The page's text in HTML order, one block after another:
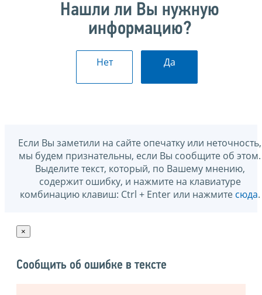
Нашли ли Вы нужную
информацию?
Нет Да
Если Вы заметили на сайте опечатку или неточность,
мы будем признательны, если Вы сообщите об этом.
Выделите текст, который, по Вашему мнению,
содержит ошибку, и нажмите на клавиатуре
комбинацию клавиш: Ctrl + Enter или нажмите сюда.
×
Сообщить об ошибке в тексте